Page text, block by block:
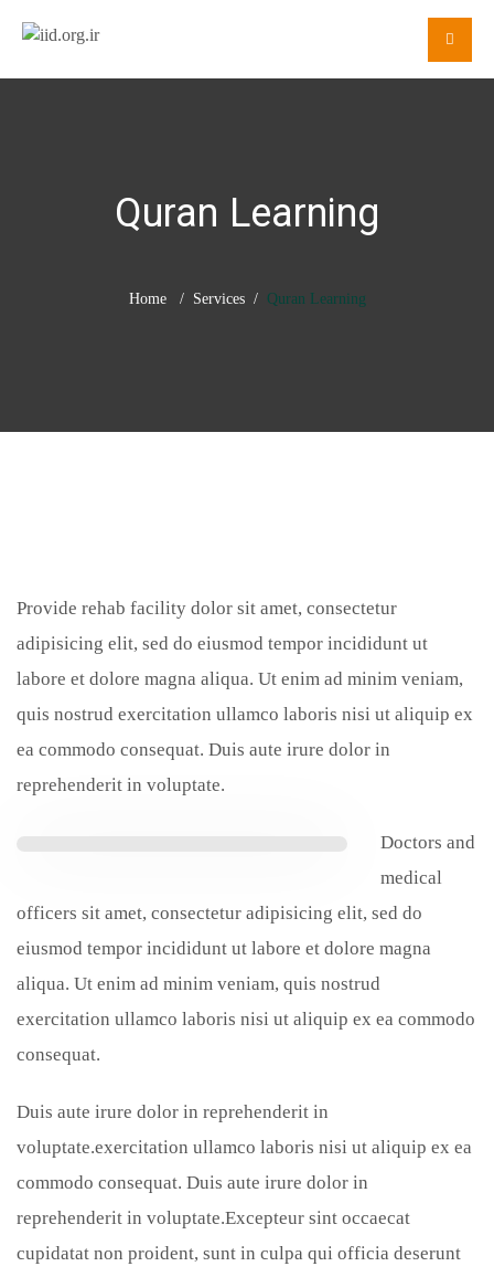
Quran Learning
Home Services Quran Learning
Provide rehab facility dolor sit amet, consectetur
adipisicing elit, sed do eiusmod tempor incididunt ut
labore et dolore magna aliqua. Ut enim ad minim veniam,
quis nostrud exercitation ullamco laboris nisi ut aliquip ex
ea commodo consequat. Duis aute irure dolor in
reprehenderit in voluptate.
Doctors and
medical
officers sit amet, consectetur adipisicing elit, sed do
eiusmod tempor incididunt ut labore et dolore magna
aliqua. Ut enim ad minim veniam, quis nostrud
exercitation ullamco laboris nisi ut aliquip ex ea commodo
consequat.
Duis aute irure dolor in reprehenderit in
voluptate.exercitation ullamco laboris nisi ut aliquip ex ea
commodo consequat. Duis aute irure dolor in
reprehenderit in voluptate.Excepteur sint occaecat
cupidatat non proident, sunt in culpa qui officia deserunt